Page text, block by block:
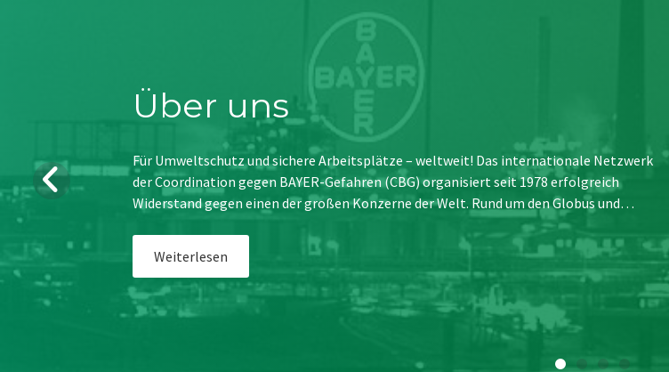
Über uns
Für Umweltschutz und sichere Arbeitsplätze – weltweit! Das internationale Netzwerk
der Coordination gegen BAYER-Gefahren (CBG) organisiert seit 1978 erfolgreich
Widerstand gegen einen der großen Konzerne der Welt. Rund um den Globus und…
Weiterlesen